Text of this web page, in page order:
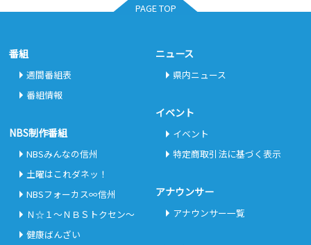
PAGE TOP
番組
週間番組表
番組情報
NBS制作番組
NBSみんなの信州
土曜はこれダネッ！
NBSフォーカス∞信州
Ｎ☆１～ＮＢＳトクセン～
健康ばんざい
ニュース
県内ニュース
イベント
イベント
特定商取引法に基づく表示
アナウンサー
アナウンサー一覧